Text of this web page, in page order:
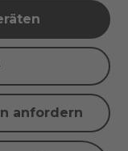
anfordern